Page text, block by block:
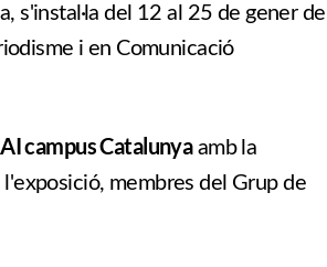
s'instal·la del 12 al 25 de gener de
i en Comunicació
campus Catalunyaamb la
membres del Grup de